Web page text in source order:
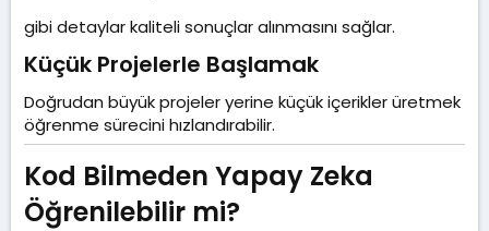
gibi detaylar kaliteli sonuçlar alınmasını sağlar.
Küçük Projelerle Başlamak​
Doğrudan büyük projeler yerine küçük içerikler üretmek
öğrenme sürecini hızlandırabilir.
Kod Bilmeden Yapay Zeka
Öğrenilebilir mi?​